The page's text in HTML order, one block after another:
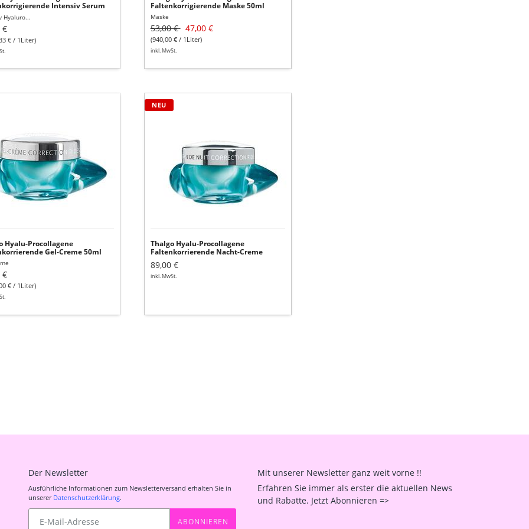
Intensiv Serum
Hyaluro...
€
€ / 1Liter)
Faltenkorrigierende Maske 50ml
Maske
53,00 € 47,00 €
(940,00 € / 1Liter)
inkl. MwSt.
Hyalu-Procollagene
Gel-Creme 50ml
€
€ / 1Liter)
Thalgo
NEU
Thalgo Hyalu-Procollagene
Faltenkorrierende Nacht-Creme
50ml
89,00 €
inkl. MwSt.
Der Newsletter
Ausführliche Informationen zum Newsletterversand erhalten Sie in
unserer Datenschutzerklärung.
ABONNIEREN
Mit unserer Newsletter ganz weit vorne !!
Erfahren Sie immer als erster die aktuellen News
und Rabatte. Jetzt Abonnieren =>